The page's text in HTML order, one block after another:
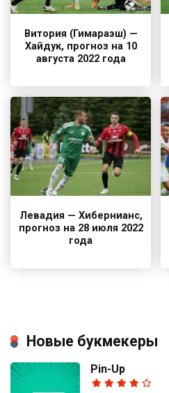
Витория (Гимараэш) —
Хайдук, прогноз на 10
августа 2022 года
Левадия — Хибернианс,
прогноз на 28 июля 2022
года
Новые букмекеры
Pin-Up